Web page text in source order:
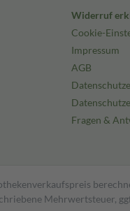
Widerruf
Cookie-
Impressum
AGB
Fragen &
Mehrwertsteuer,